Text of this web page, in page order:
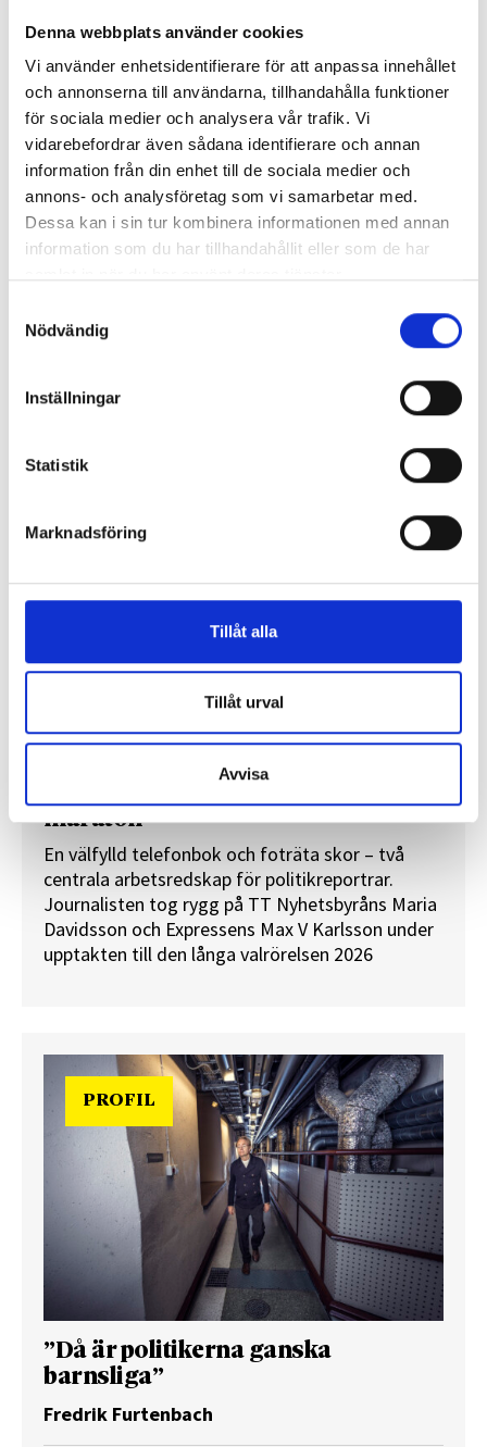
Denna webbplats använder cookies
Vi använder enhetsidentifierare för att anpassa innehållet
och annonserna till användarna, tillhandahålla funktioner
för sociala medier och analysera vår trafik. Vi
vidarebefordrar även sådana identifierare och annan
information från din enhet till de sociala medier och
annons- och analysföretag som vi samarbetar med.
Dessa kan i sin tur kombinera informationen med annan
information som du har tillhandahållit eller som de har
Nödvändig
Inställningar
Statistik
Marknadsföring
Tillåt alla
Tillåt urval
Avvisa
chefredaktörerna
REPORTAGE
maraton”
En välfylld telefonbok och foträta skor – två
centrala arbetsredskap för politikreportrar.
Journalisten tog rygg på TT Nyhetsbyråns Maria
Davidsson och Expressens Max V Karlsson under
upptakten till den långa valrörelsen 2026
PROFIL
”Då är politikerna ganska
barnsliga”
Fredrik Furtenbach